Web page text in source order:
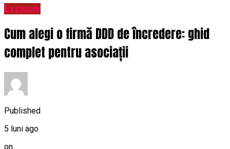
Exclusiv
Cum alegi o firmă DDD de încredere: ghid
complet pentru asociații
Published
5 luni ago
on